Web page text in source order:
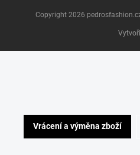
Copyright 2026
Vrácení a výměna zboží